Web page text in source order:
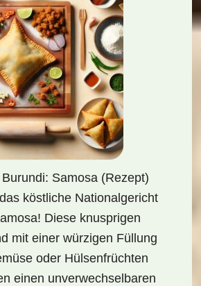
Samosa (Rezept)
köstliche Nationalgericht
Diese knusprigen
mit einer würzigen Füllung
oder Hülsenfrüchten
einen unverwechselbaren